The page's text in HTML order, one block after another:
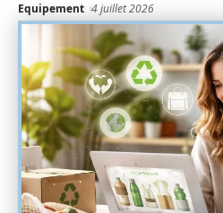
Equipement 4 juillet 2026